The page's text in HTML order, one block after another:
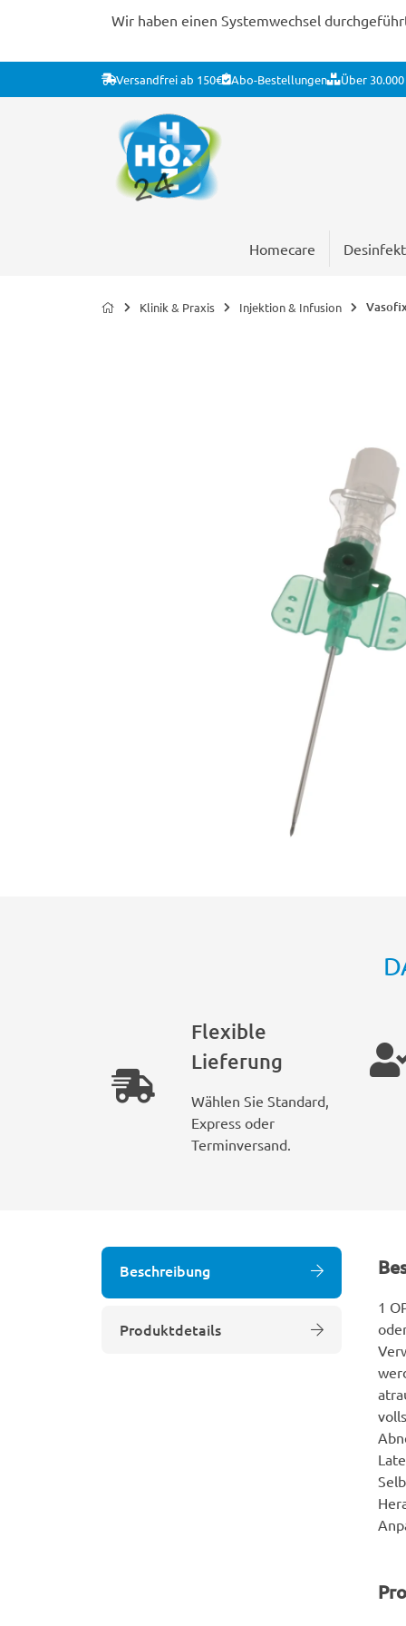
Wir haben einen Systemwechsel
Versandfrei ab 150€ Abo-Bestellungen Über
Homecare
Klinik & Praxis Injektion & Infusion
Flexible
Lieferung
Wählen Sie Standard,
Express oder
Terminversand.
Beschreibung
Produktdetails
1